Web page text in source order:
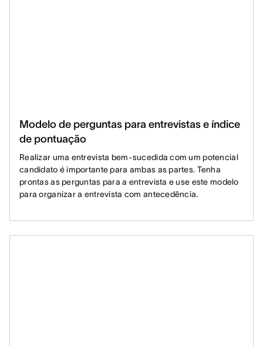
Modelo de perguntas para entrevistas e índice
de pontuação
Realizar uma entrevista bem-sucedida com um potencial
candidato é importante para ambas as partes. Tenha
prontas as perguntas para a entrevista e use este modelo
para organizar a entrevista com antecedência.